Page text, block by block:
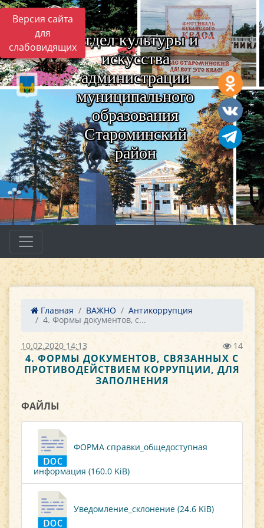
Версия сайта
для
слабовидящих Отдел культуры и
искусства
администрации
муниципального
образования
Староминский
район
Главная ВАЖНО
Антикоррупция
4. Формы документов, с...
10.02.2020 14:13 14
4. ФОРМЫ ДОКУМЕНТОВ, СВЯЗАННЫХ С
ПРОТИВОДЕЙСТВИЕМ КОРРУПЦИИ, ДЛЯ
ЗАПОЛНЕНИЯ
ФАЙЛЫ
ФОРМА справки_общедоступная
информация (160.0 KiB)
Уведомление_склонение (24.6 KiB)